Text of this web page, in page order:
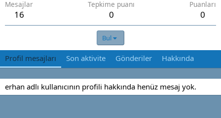
Mesajlar
16
Tepkime puanı
0
Puanları
0
Bul
Profil mesajları Son aktivite Gönderiler Hakkında
erhan adlı kullanıcının profili hakkında henüz mesaj yok.